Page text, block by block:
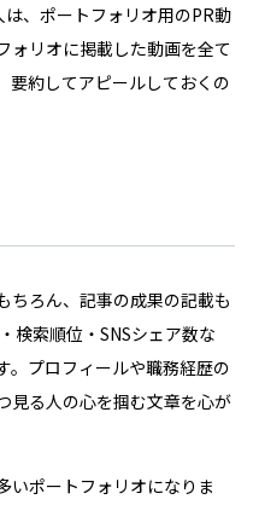
、ポートフォリオ用のPR動
ォリオに掲載した動画を全て
要約してアピールしておくの
ちろん、記事の成果の記載も
検索順位・SNSシェア数な
。プロフィールや職務経歴の
見る人の心を掴む文章を心が
いポートフォリオになりま